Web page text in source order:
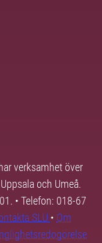
verksamhet över
och Umeå.
• Telefon: 018-67
SLU • Om